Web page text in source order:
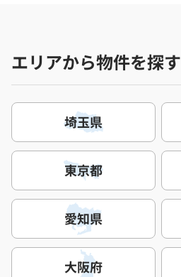
エリアから物件を探す
埼玉県
東京都
愛知県
大阪府